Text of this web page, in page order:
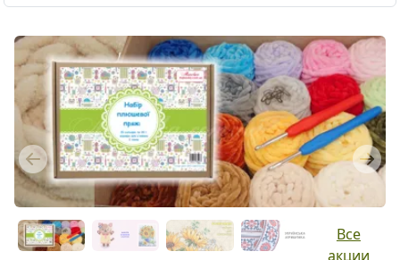
Previous Next
Все
акции